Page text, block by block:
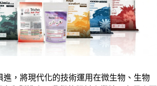
進，將現代化的技術運用在微生物、生物